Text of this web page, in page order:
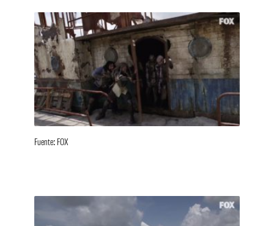
Fuente: FOX